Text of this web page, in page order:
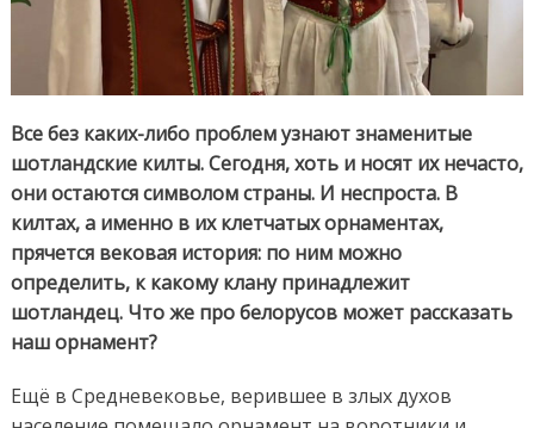
Все без каких-либо проблем узнают знаменитые
шотландские килты. Сегодня, хоть и носят их нечасто,
они остаются символом страны. И неспроста. В
килтах, а именно в их клетчатых орнаментах,
прячется вековая история: по ним можно
определить, к какому клану принадлежит
шотландец. Что же про белорусов может рассказать
наш орнамент?
Ещё в Средневековье, верившее в злых духов